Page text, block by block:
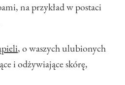
na przykład w postaci
, o waszych ulubionych
i odżywiające skórę,